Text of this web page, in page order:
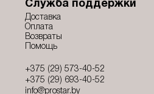
Служба поддержки
Доставка
Оплата
Возвраты
Помощь
+375 (29) 573-40-52
+375 (29) 693-40-52
info@prostar.by